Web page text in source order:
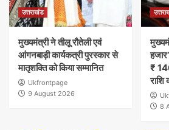
उत्तराखंड
मुख्यमंत्री ने तीलू रौतेली एवं
आंगनबाड़ी कार्यकत्री पुरस्कार से
मातृशक्ति को किया सम्मानित
Ukfrontpage
9 August 2026
₹
राशि
8